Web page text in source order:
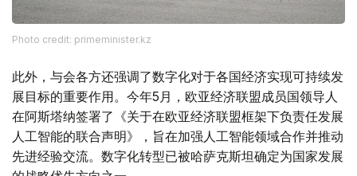
Photo credit: primeminister.kz
此外，与会各方还强调了数字化对于各国经济实现可持续发
展目标的重要作用。今年5月，欧亚经济联盟成员国领导人
在阿斯塔纳签署了《关于在欧亚经济联盟框架下负责任发展
人工智能的联合声明》，旨在加强人工智能领域合作并推动
先进经验交流。数字化转型已被哈萨克斯坦确定为国家发展